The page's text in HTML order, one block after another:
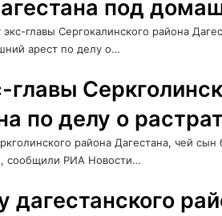
под
главы Сергокалинского района
арест по делу о…
по делу о
района Дагестана, чей
сообщили РИА Новости…
дагестанского